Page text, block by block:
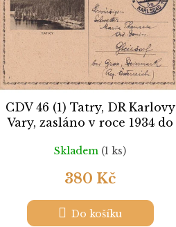
CDV 46 (1) Tatry, DR Karlovy
Vary, zasláno v roce 1934 do
stopy pošt. provozu, nepatrná
Skladem (1 ks)
380 Kč
Do košíku